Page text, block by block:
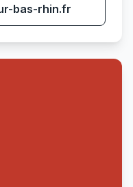
bas-rhin.fr